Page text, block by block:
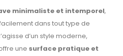
minimaliste et intemporel,
dans tout type de
d’un style moderne,
une surface pratique et